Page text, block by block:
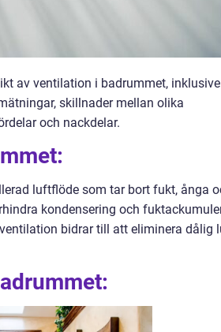
av ventilation i badrummet,
skillnader mellan olika
och nackdelar.
luftflöde som tar bort fukt, ånga
kondensering och
bidrar till att eliminera dålig